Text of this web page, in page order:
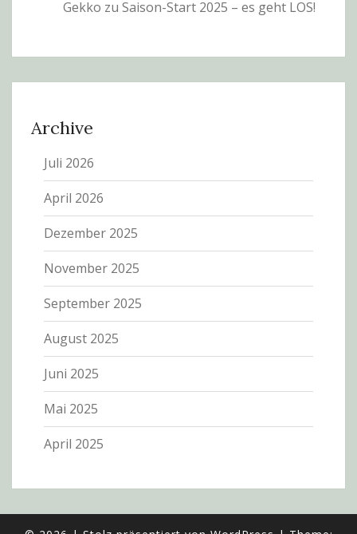
Gekko zu Saison-Start 2025 – es geht LOS!
Archive
Juli 2026
April 2026
Dezember 2025
November 2025
September 2025
August 2025
Juni 2025
Mai 2025
April 2025